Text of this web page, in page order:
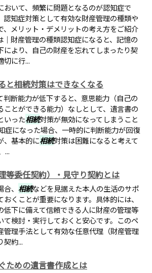
おいて、頻繁に問題となるのが認知症で
認知症対策として有効な財産管理の種類や
、メリット・デメリットの考え方をご紹介
｜財産管理の種類認知症になると、記憶の
により、自己の財産を忘れてしまったり契
切に行...
と相続対策はできなくなる
判断能力が低下すると、意思能力（自己の
ことができる能力）なしとして、遺言書の
いった相続対策が無効になってしまうこと
症になった場合、一時的に判断能力が回復
、基本的に相続対策は困難になると考えて
...
等委任契約）・見守り契約とは
、 相続などを見据えた本人の生活のサポ
くことが重要になります。具体的には、
低下に備えて信頼できる人に財産の管理等
て検討・実行しておくと安心です。このペ
管理手法として有効な任意代理（財産管理
契約...
ための遺言書作成とは